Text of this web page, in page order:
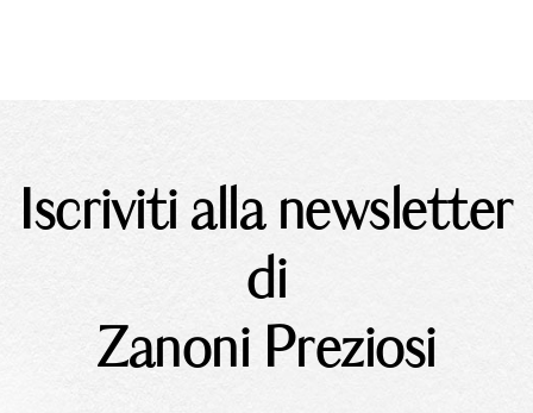
Iscriviti alla newsletter
di
Zanoni Preziosi